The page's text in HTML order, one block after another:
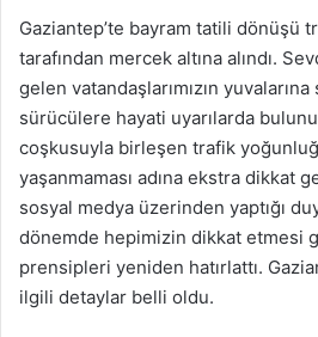
Gaziantep’te bayram tatili dönüşü
tarafından mercek altına alındı.
gelen vatandaşlarımızın
sürücülere hayati uyarılarda
coşkusuyla birleşen trafik
yaşanmaması adına ekstra dikkat
sosyal medya üzerinden yaptığı
dönemde hepimizin dikkat etmesi
prensipleri yeniden hatırlattı.
ilgili detaylar belli oldu.